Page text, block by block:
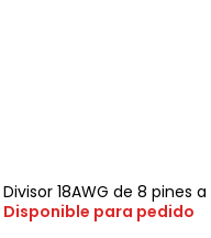
Divisor 18AWG de 8 pines
Disponible para pedido